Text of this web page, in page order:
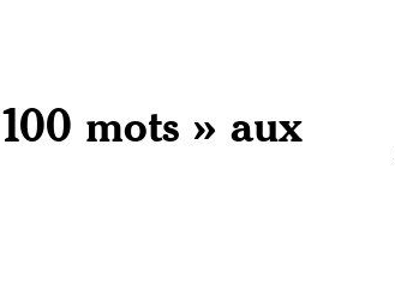
mots » aux